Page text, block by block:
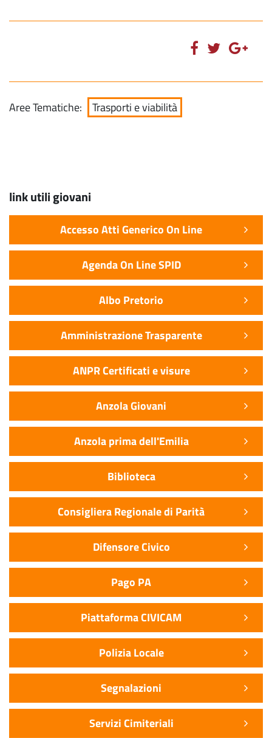
Aree Tematiche: Trasporti e viabilità
link utili giovani
Accesso Atti Generico On Line
Agenda On Line SPID
Albo Pretorio
Amministrazione Trasparente
ANPR Certificati e visure
Anzola Giovani
Anzola prima dell'Emilia
Biblioteca
Consigliera Regionale di Parità
Difensore Civico
Pago PA
Piattaforma CIVICAM
Polizia Locale
Segnalazioni
Servizi Cimiteriali